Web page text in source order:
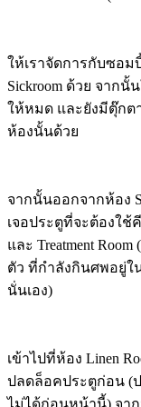
ให้เราจัดการกับซอ
Sickroom ด้วย จากนั้
ให้หมด และยังมีตุ๊กต
ห้องนั้นด้วย
จากนั้นออกจากห้อง
เจอประตูที่จะต้องใช้
และ Treatment
ตัว ที่กำลังกินศพอยู่ใน
นั่นเอง)
เข้าไปที่ห้อง Linen
ปลดล็อคประตูก่อน (ป